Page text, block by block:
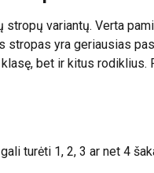
variantų. Verta
yra geriausias
bet ir kitus rodiklius.
turėti 1, 2, 3 ar net 4